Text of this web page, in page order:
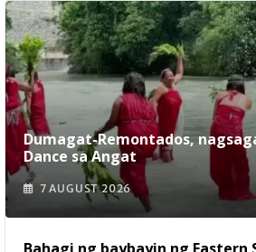
Dumagat-Remontados,
Dance sa Angat
7 AUGUST 2026